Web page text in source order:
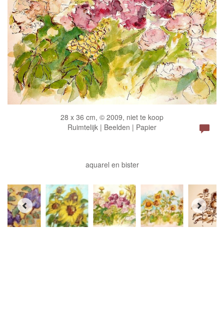
28 x 36 cm, © 2009, niet te koop
Ruimtelijk | Beelden | Papier
aquarel en bister